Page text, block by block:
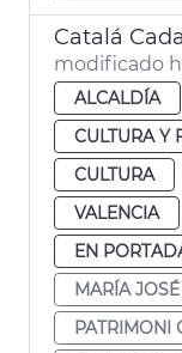
modificado
ALCALDÍA
CULTURA Y
CULTURA
VALENCIA
EN
MARÍA
PATRIMONI